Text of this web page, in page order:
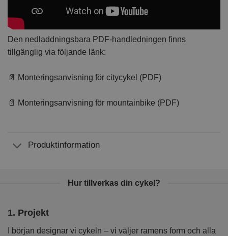
Den nedladdningsbara PDF-handledningen finns
tillgänglig via följande länk:
📄 Monteringsanvisning för citycykel (PDF)
📄 Monteringsanvisning för mountainbike (PDF)
Produktinformation
Hur tillverkas din cykel?
1. Projekt
I början designar vi cykeln – vi väljer ramens form och alla